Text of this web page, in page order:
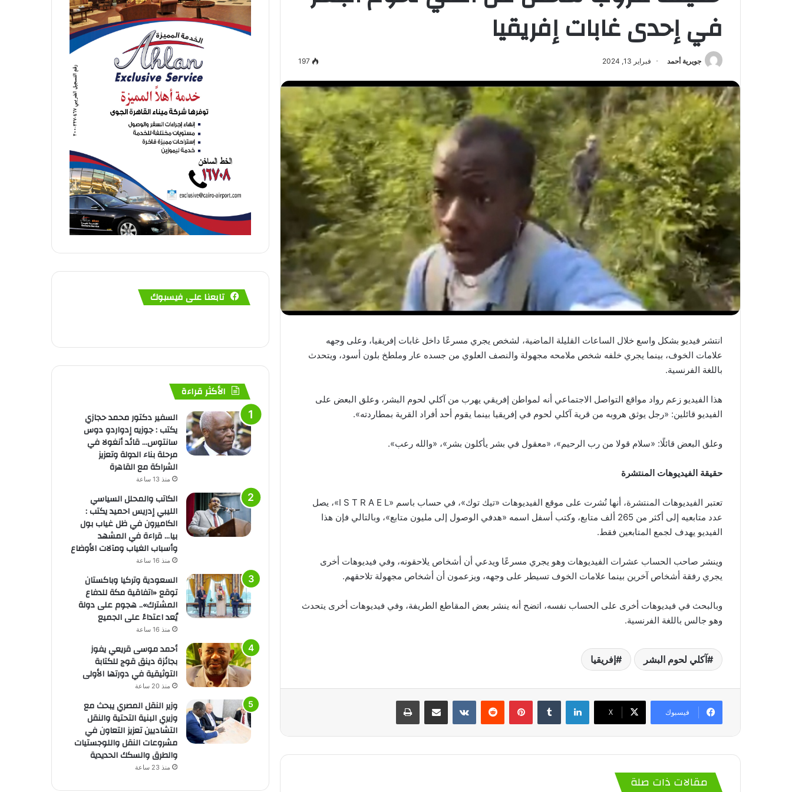
في إحدى غابات إفريقيا
جويرية أحمد فبراير 13, 2024 197
انتشر فيديو بشكل واسع خلال الساعات القليلة الماضية، لشخص يجري مسرعًا داخل غابات إفريقيا، وعلى وجهه
علامات الخوف، بينما يجري خلفه شخص ملامحه مجهولة والنصف العلوي من جسده عار وملطخ بلون أسود، ويتحدث
باللغة الفرنسية.
هذا الفيديو زعم رواد مواقع التواصل الاجتماعي أنه لمواطن إفريقي يهرب من آكلي لحوم البشر، وعلق البعض على
الفيديو قائلين: «رجل يوثق هروبه من قرية آكلي لحوم في إفريقيا بينما يقوم أحد أفراد القرية بمطاردته».
وعلق البعض قائلًا: «سلام قولا من رب الرحيم»، «معقول في بشر يأكلون بشر»، «والله رعب».
حقيقة الفيديوهات المنتشرة
تعتبر الفيديوهات المنتشرة، أنها نُشرت على موقع الفيديوهات «تيك توك»، في حساب باسم «I S T R A E L»، يصل
عدد متابعيه إلى أكثر من 265 ألف متابع، وكتب أسفل اسمه «هدفي الوصول إلى مليون متابع»، وبالتالي فإن هذا
الفيديو يهدف لجمع المتابعين فقط.
وينشر صاحب الحساب عشرات الفيديوهات وهو يجري مسرعًا ويدعي أن أشخاص يلاحقونه، وفي فيديوهات أخرى
يجري رفقة أشخاص آخرين بينما علامات الخوف تسيطر على وجهه، ويزعمون أن أشخاص مجهولة تلاحقهم.
وبالبحث في فيديوهات أخرى على الحساب نفسه، اتضح أنه ينشر بعض المقاطع الطريفة، وفي فيديوهات أخرى يتحدث
وهو جالس باللغة الفرنسية.
آكلي لحوم البشر إفريقيا
فيسبوك ‫X
لينكدإن بينتيريست
مقالات ذات صلة
تابعنا على فيسبوك
الأكثر قراءة
السفير دكتور محمد حجازي
يكتب : جوزيه إدواردو دوس
سانتوس… قائد أنغولا في
مرحلة بناء الدولة وتعزيز
الشراكة مع القاهرة
منذ 13 ساعة
الكاتب والمحلل السياسي
الليبي إدريس احميد يكتب :
الكاميرون في ظل غياب بول
بيا… قراءة في المشهد
وأسباب الغياب ومآلات الأوضاع
منذ 16 ساعة
السعودية وتركيا وباكستان
توقع «اتفاقية مكة للدفاع
المشترك».. هجوم على دولة
يُعد اعتداءً على الجميع
منذ 16 ساعة
أحمد موسى قريعي يفوز
بجائزة دينق قوج للكتابة
التوثيقية في دورتها الأولى
منذ 20 ساعة
وزير النقل المصري يبحث مع
وزيري البنية التحتية والنقل
التشاديين تعزيز التعاون في
مشروعات النقل واللوجستيات
والطرق والسكك الحديدية
منذ 23 ساعة